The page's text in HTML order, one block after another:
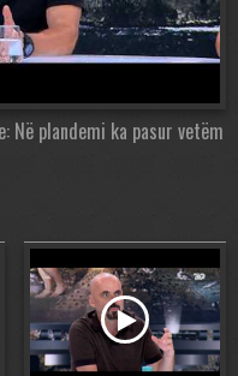
plandemi ka pasur vetëm